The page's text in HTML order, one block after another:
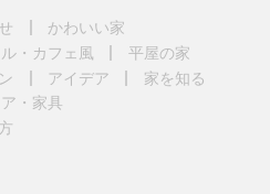
かわいい家
・カフェ風
平屋の家
アイデア
家を知る
・家具